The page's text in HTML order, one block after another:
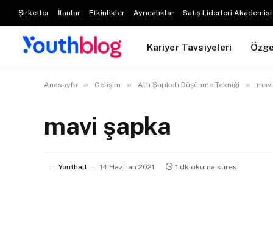
Şirketler İlanlar Etkinlikler Ayrıcalıklar Satış Liderleri Akademisi
Kariyer Tavsiyeleri
Anasayfa » Gelişim » Altı Şapkalı Düşünme Tekniği »
mavi şapka
Youthall 14 Haziran 2021 1 dk okuma süresi